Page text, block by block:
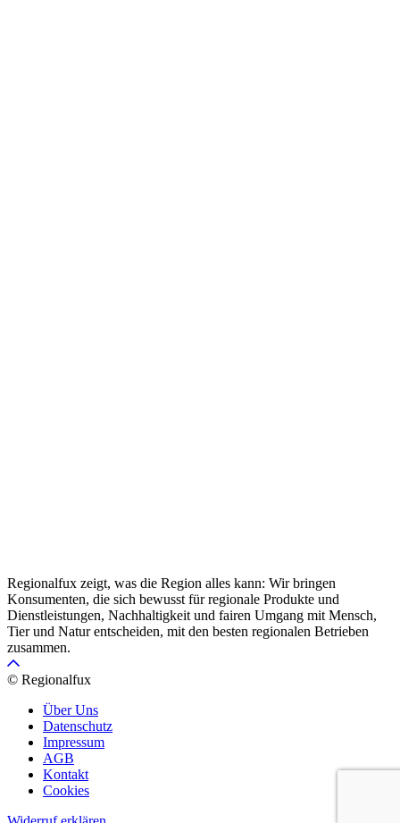
Regionalfux zeigt, was die Region alles kann: Wir bringen
Konsumenten, die sich bewusst für regionale Produkte und
Dienstleistungen, Nachhaltigkeit und fairen Umgang mit Mensch,
Tier und Natur entscheiden, mit den besten regionalen Betrieben
zusammen.
© Regionalfux
Über Uns
Datenschutz
Impressum
AGB
Kontakt
Cookies